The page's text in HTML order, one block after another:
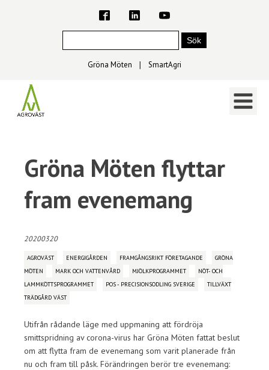
Gröna Möten ∣ SmartAgri
Gröna Möten flyttar
fram evenemang
20200320
AGROVÄST ENERGIGÅRDEN FRAMGÅNGSRIKT FÖRETAGANDE
GRÖNA
MÖTEN
MARK OCH VATTENVÅRD MJÖLKPROGRAMMET
NÖT- OCH
LAMMKÖTTSPROGRAMMET
POS - PRECISIONSODLING SVERIGE
TILLVÄXT
TRÄDGÅRD VÄST
Utifrån rådande läge med uppmaning att fördröja
smittspridning av corona-virus har Gröna Möten fattat beslut
om att flytta fram de evenemang som varit planerade från
nu och fram till påsk. Förändringen berör tre evenemang: